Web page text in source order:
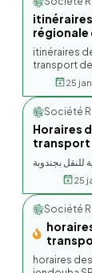
régionale
itinéraires
transport de
25
Société
Horaires
transport
25
Société
horaires